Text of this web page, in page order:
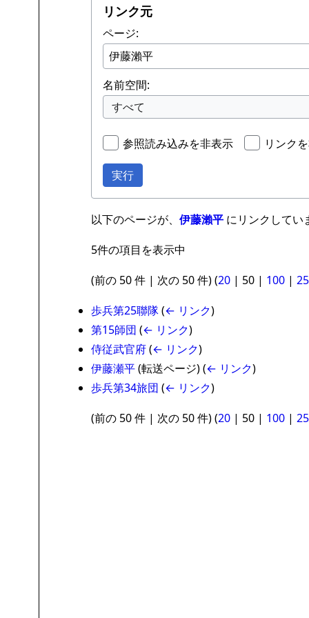
リンク元
ページ:
名前空間:
すべて
参照読み込みを非表示 リンク
実行
以下のページが、 伊藤瀨平 にリンクしてい
5件の項目を表示中
(前の 50 件 | 次の 50 件) (20 | 50 | 100 |
歩兵第25聯隊(← リンク)
第15師団 (← リンク)
侍従武官府(← リンク)
伊藤瀬平(転送ページ)(← リンク)
歩兵第34旅団 (← リンク)
(前の 50 件 | 次の 50 件) (20 | 50 | 100 |